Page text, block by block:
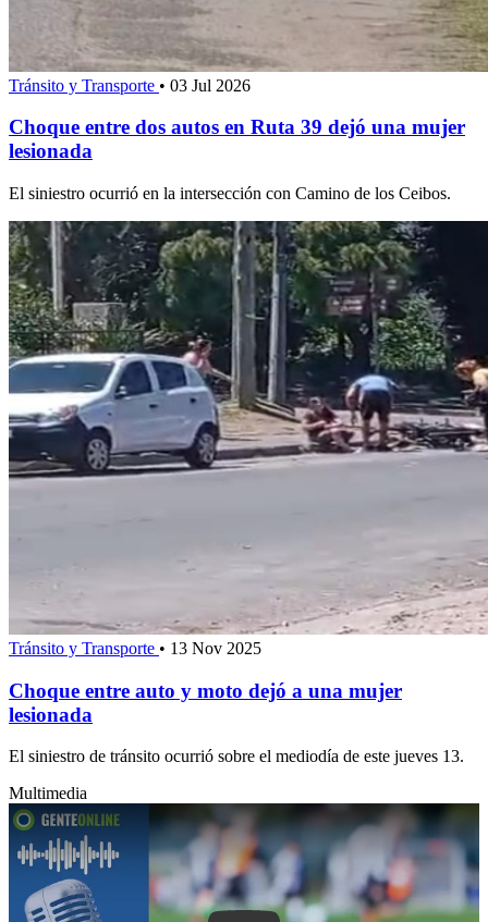
Tránsito y Transporte • 03 Jul 2026
Choque entre dos autos en Ruta 39 dejó una mujer
lesionada
El siniestro ocurrió en la intersección con Camino de los Ceibos.
Tránsito y Transporte • 13 Nov 2025
Choque entre auto y moto dejó a una mujer
lesionada
El siniestro de tránsito ocurrió sobre el mediodía de este jueves 13.
Multimedia